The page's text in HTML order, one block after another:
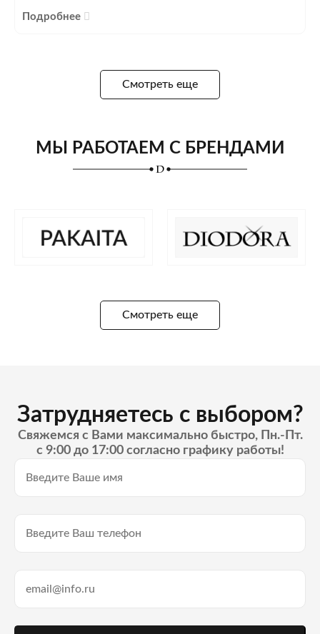
Подробнее
Смотреть еще
МЫ РАБОТАЕМ С БРЕНДАМИ
Смотреть еще
Затрудняетесь с выбором?
Свяжемся с Вами максимально быстро, Пн.-Пт.
с 9:00 до 17:00 согласно графику работы!